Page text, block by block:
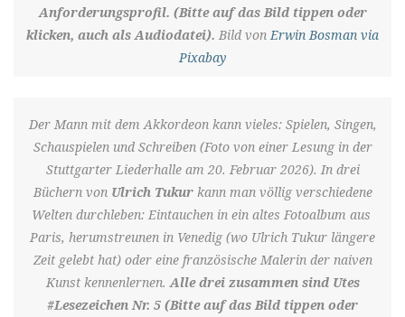
Anforderungsprofil. (Bitte auf das Bild tippen oder
klicken, auch als Audiodatei). Bild vonErwin Bosman via
Pixabay
Der Mann mit dem Akkordeon kann vieles: Spielen, Singen,
Schauspielen und Schreiben (Foto von einer Lesung in der
Stuttgarter Liederhalle am 20. Februar 2026). In drei
Büchern von Ulrich Tukurkann man völlig verschiedene
Welten durchleben: Eintauchen in ein altes Fotoalbum aus
Paris, herumstreunen in Venedig (wo Ulrich Tukur längere
Zeit gelebt hat) oder eine französische Malerin der naiven
Kunst kennenlernen.Alle drei zusammen sind Utes
#Lesezeichen Nr. 5 (Bitte auf das Bild tippen oder